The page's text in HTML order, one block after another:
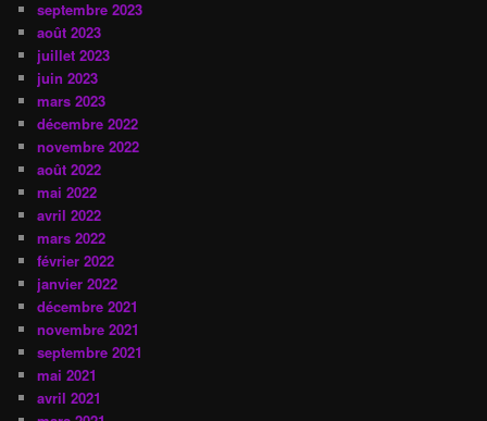
septembre 2023
août 2023
juillet 2023
juin 2023
mars 2023
décembre 2022
novembre 2022
août 2022
mai 2022
avril 2022
mars 2022
février 2022
janvier 2022
décembre 2021
novembre 2021
septembre 2021
mai 2021
avril 2021